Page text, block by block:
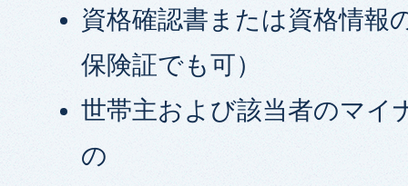
資格確認書または資格情報
保険証でも可）
世帯主および該当者のマイ
の